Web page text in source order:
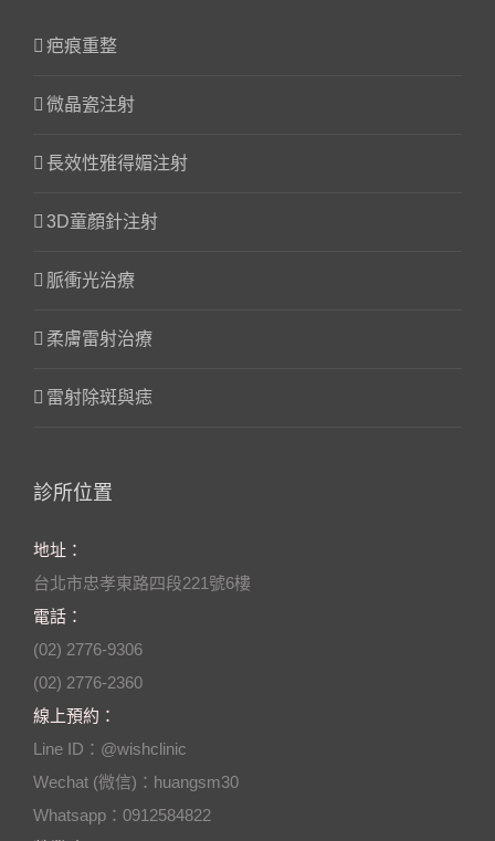
疤痕重整
微晶瓷注射
長效性雅得媚注射
3D童顏針注射
脈衝光治療
柔膚雷射治療
雷射除斑與痣
診所位置
地址：
台北市忠孝東路四段221號6樓
電話：
(02) 2776-9306
(02) 2776-2360
線上預約：
Line ID：@wishclinic
Wechat (微信)：huangsm30
Whatsapp：0912584822